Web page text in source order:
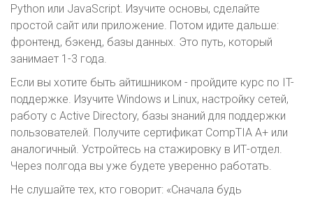
Python или JavaScript. Изучите основы, сделайте
простой сайт или приложение. Потом идите дальше:
фронтенд, бэкенд, базы данных. Это путь, который
занимает 1-3 года.
Если вы хотите быть айтишником - пройдите курс по IT-
поддержке. Изучите Windows и Linux, настройку сетей,
работу с Active Directory, базы знаний для поддержки
пользователей. Получите сертификат CompTIA A+ или
аналогичный. Устройтесь на стажировку в ИТ-отдел.
Через полгода вы уже будете уверенно работать.
Не слушайте тех, кто говорит: «Сначала будь